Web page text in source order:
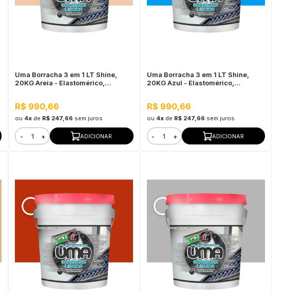
Uma Borracha 3 em 1 LT Shine,
20KG Areia - Elastomérico,
R$ 990,66
ou 4x de R$ 247,66 sem juros
- + ADICIONAR
Uma Borracha 3 em 1 LT Shine,
20KG Azul - Elastomérico,
R$ 990,66
ou 4xde R$ 247,66 sem juros
- + ADICIONAR